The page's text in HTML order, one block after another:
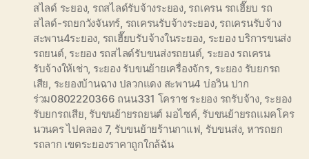
สไลด์ ระยอง, รถสไลด์รับจ้างระยอง, รถเครน รถเฮี๊ยบ รถ
สไลด์-รถยกวังจันทร์ รถเครนรับจ้างระยอง, รถเครนรับจ้าง
สะพาน4ระยอง รถเฮี๊ยบรับจ้างในระยอง ระยอง บริการขนส่ง
รถยนต์, ระยอง รถสไลด์รับขนส่งรถยนต์, ระยอง รถเครน
รับจ้างให้เช่า ระยอง รับขนย้ายเครื่องจักร, ระยอง รับยกรถ
เสีย ระยองบ้านฉาง ปลวกแดง สะพาน4 บ่อวิน ปาก
ร่วม0802220366 ถนน331 โคราช ระยอง รถรับจ้าง, ระยอง
รับยกรถเสีย รับขนย้ายรถยนต์ มอไซค์, รับขนย้ายรถแมคโคร
นวนคร ไปคลอง 7, รับขนย้ายร้านกาแฟ รับขนส่ง, หารถยก
รถลาก เขตระยองราคาถูกใกล้ฉัน